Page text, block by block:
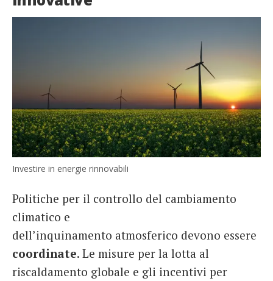
Investire in energie rinnovabili
Politiche per il controllo del cambiamento
climatico e
dell’inquinamento atmosferico devono essere
coordinate. Le misure per la lotta al
riscaldamento globale e gli incentivi per